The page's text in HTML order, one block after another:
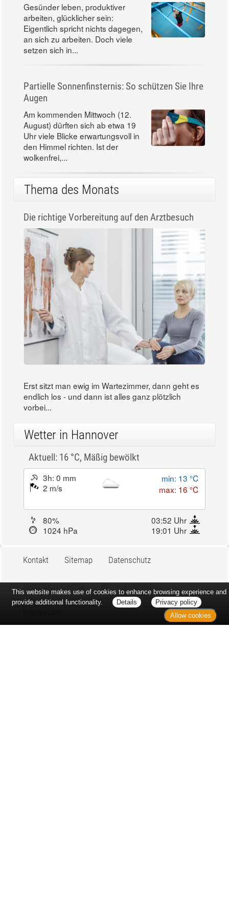
Gesünder leben, produktiver
arbeiten, glücklicher sein:
Eigentlich spricht nichts dagegen,
an sich zu arbeiten. Doch viele
setzen sich in...
Partielle Sonnenfinsternis: So schützen Sie Ihre
Augen
Am kommenden Mittwoch (12.
August) dürften sich ab etwa 19
Uhr viele Blicke erwartungsvoll in
den Himmel richten. Ist der
wolkenfrei,...
Thema des Monats
Die richtige Vorbereitung auf den Arztbesuch
Erst sitzt man ewig im Wartezimmer, dann geht es
endlich los - und dann ist alles ganz plötzlich
vorbei...
Wetter in Hannover
Aktuell: 16 °C, Mäßig bewölkt
3h: 0 mm
2 m/s
min: 13 °C
max: 16 °C
80%
03:52 Uhr
1024 hPa
19:01 Uhr
Kontakt Sitemap Datenschutz
This website makes use of cookies to enhance browsing experience and
provide additional functionality.
Details
Privacy policy
Allow cookies